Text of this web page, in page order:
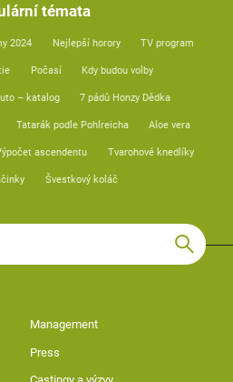
témata
2024 Nejlepší horory TV program
Počasí Kdy budou volby
– katalog 7 pádů Honzy Dědka
Tatarák podle Pohlreicha Aloe vera
ascendentu Tvarohové knedlíky
Švestkový koláč
Management
Press